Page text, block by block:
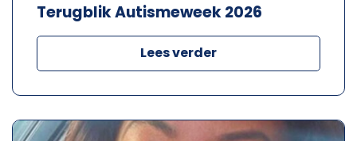
Terugblik Autismeweek 2026
Lees verder